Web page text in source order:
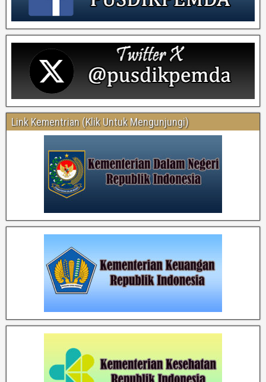
Link Kementrian (Klik Untuk Mengunjungi)